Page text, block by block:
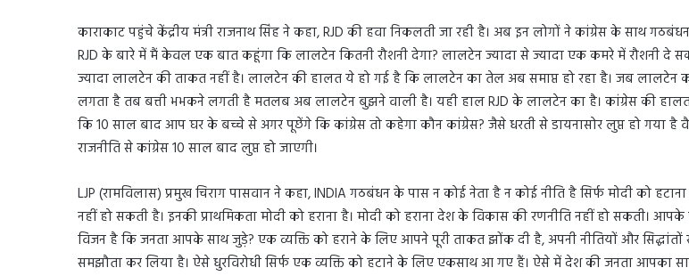
काराकाट पहुंचे केंद्रीय मंत्री राजनाथ सिंह ने कहा, RJD की हवा निकलती जा रही है। अब इन लोगों ने कांग्रेस के साथ
RJD के बारे में मैं केवल एक बात कहूंगा कि लालटेन कितनी रौशनी देगा? लालटेन ज्यादा से ज्यादा एक कमरे में रौशनी दे
ज्यादा लालटेन की ताकत नहीं है। लालटेन की हालत ये हो गई है कि लालटेन का तेल अब समाप्त हो रहा है। जब लालटेन
लगता है तब बत्ती भभकने लगती है मतलब अब लालटेन बुझने वाली है। यही हाल RJD के लालटेन का है। कांग्रेस की
कि 10 साल बाद आप घर के बच्चे से अगर पूछेंगे कि कांग्रेस तो कहेगा कौन कांग्रेस? जैसे धरती से डायनासोर लुप्त हो गया है
राजनीति से कांग्रेस 10 साल बाद लुप्त हो जाएगी।
LJP (रामविलास) प्रमुख चिराग पासवान ने कहा, INDIA गठबंधन के पास न कोई नेता है न कोई नीति है सिर्फ मोदी को
नहीं हो सकती है। इनकी प्राथमिकता मोदी को हराना है। मोदी को हराना देश के विकास की रणनीति नहीं हो सकती।
विजन है कि जनता आपके साथ जुड़े? एक व्यक्ति को हराने के लिए आपने पूरी ताकत झोंक दी है, अपनी नीतियों और
समझौता कर लिया है। ऐसे धुरविरोधी सिर्फ एक व्यक्ति को हटाने के लिए एकसाथ आ गए हैं। ऐसे में देश की जनता आपका